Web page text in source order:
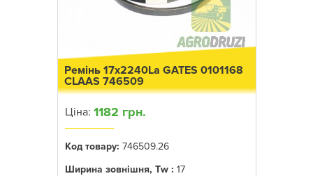
Ремінь 17x2240La GATES 0101168
CLAAS 746509
Ціна: 1182 грн.
Код товару: 746509.26
Ширина зовнішня, Tw : 17